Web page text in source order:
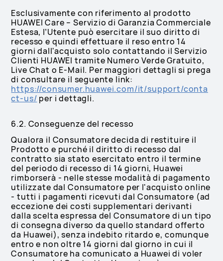
Esclusivamente con riferimento al prodotto
HUAWEI Care – Servizio di Garanzia Commerciale
Estesa, l’Utente può esercitare il suo diritto di
recesso e quindi effettuare il reso entro 14
giorni dall'acquisto solo contattando il Servizio
Clienti HUAWEI tramite Numero Verde Gratuito,
Live Chat o E-Mail. Per maggiori dettagli si prega
di consultare il seguente link:
https://consumer.huawei.com/it/support/conta
ct-us/ per i dettagli.
6.2. Conseguenze del recesso
Qualora il Consumatore decida di restituire il
Prodotto e purché il diritto di recesso dal
contratto sia stato esercitato entro il termine
del periodo di recesso di 14 giorni, Huawei
rimborserà - nelle stesse modalità di pagamento
utilizzate dal Consumatore per l'acquisto online
- tutti i pagamenti ricevuti dal Consumatore (ad
eccezione dei costi supplementari derivanti
dalla scelta espressa del Consumatore di un tipo
di consegna diverso da quello standard offerto
da Huawei), senza indebito ritardo e, comunque
entro e non oltre 14 giorni dal giorno in cui il
Consumatore ha comunicato a Huawei di voler